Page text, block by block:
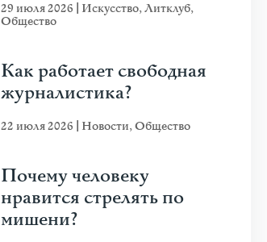
29 июля 2026 Искусство,Литклуб,
Общество
Как работает свободная
журналистика?
22 июля 2026 Новости,Общество
Почему человеку
нравится стрелять по
мишени?